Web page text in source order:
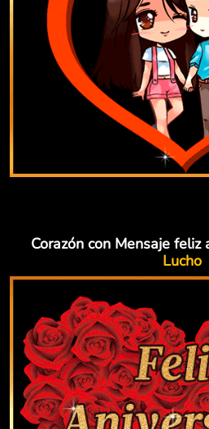
Corazón con Mensaje feliz
Lucho